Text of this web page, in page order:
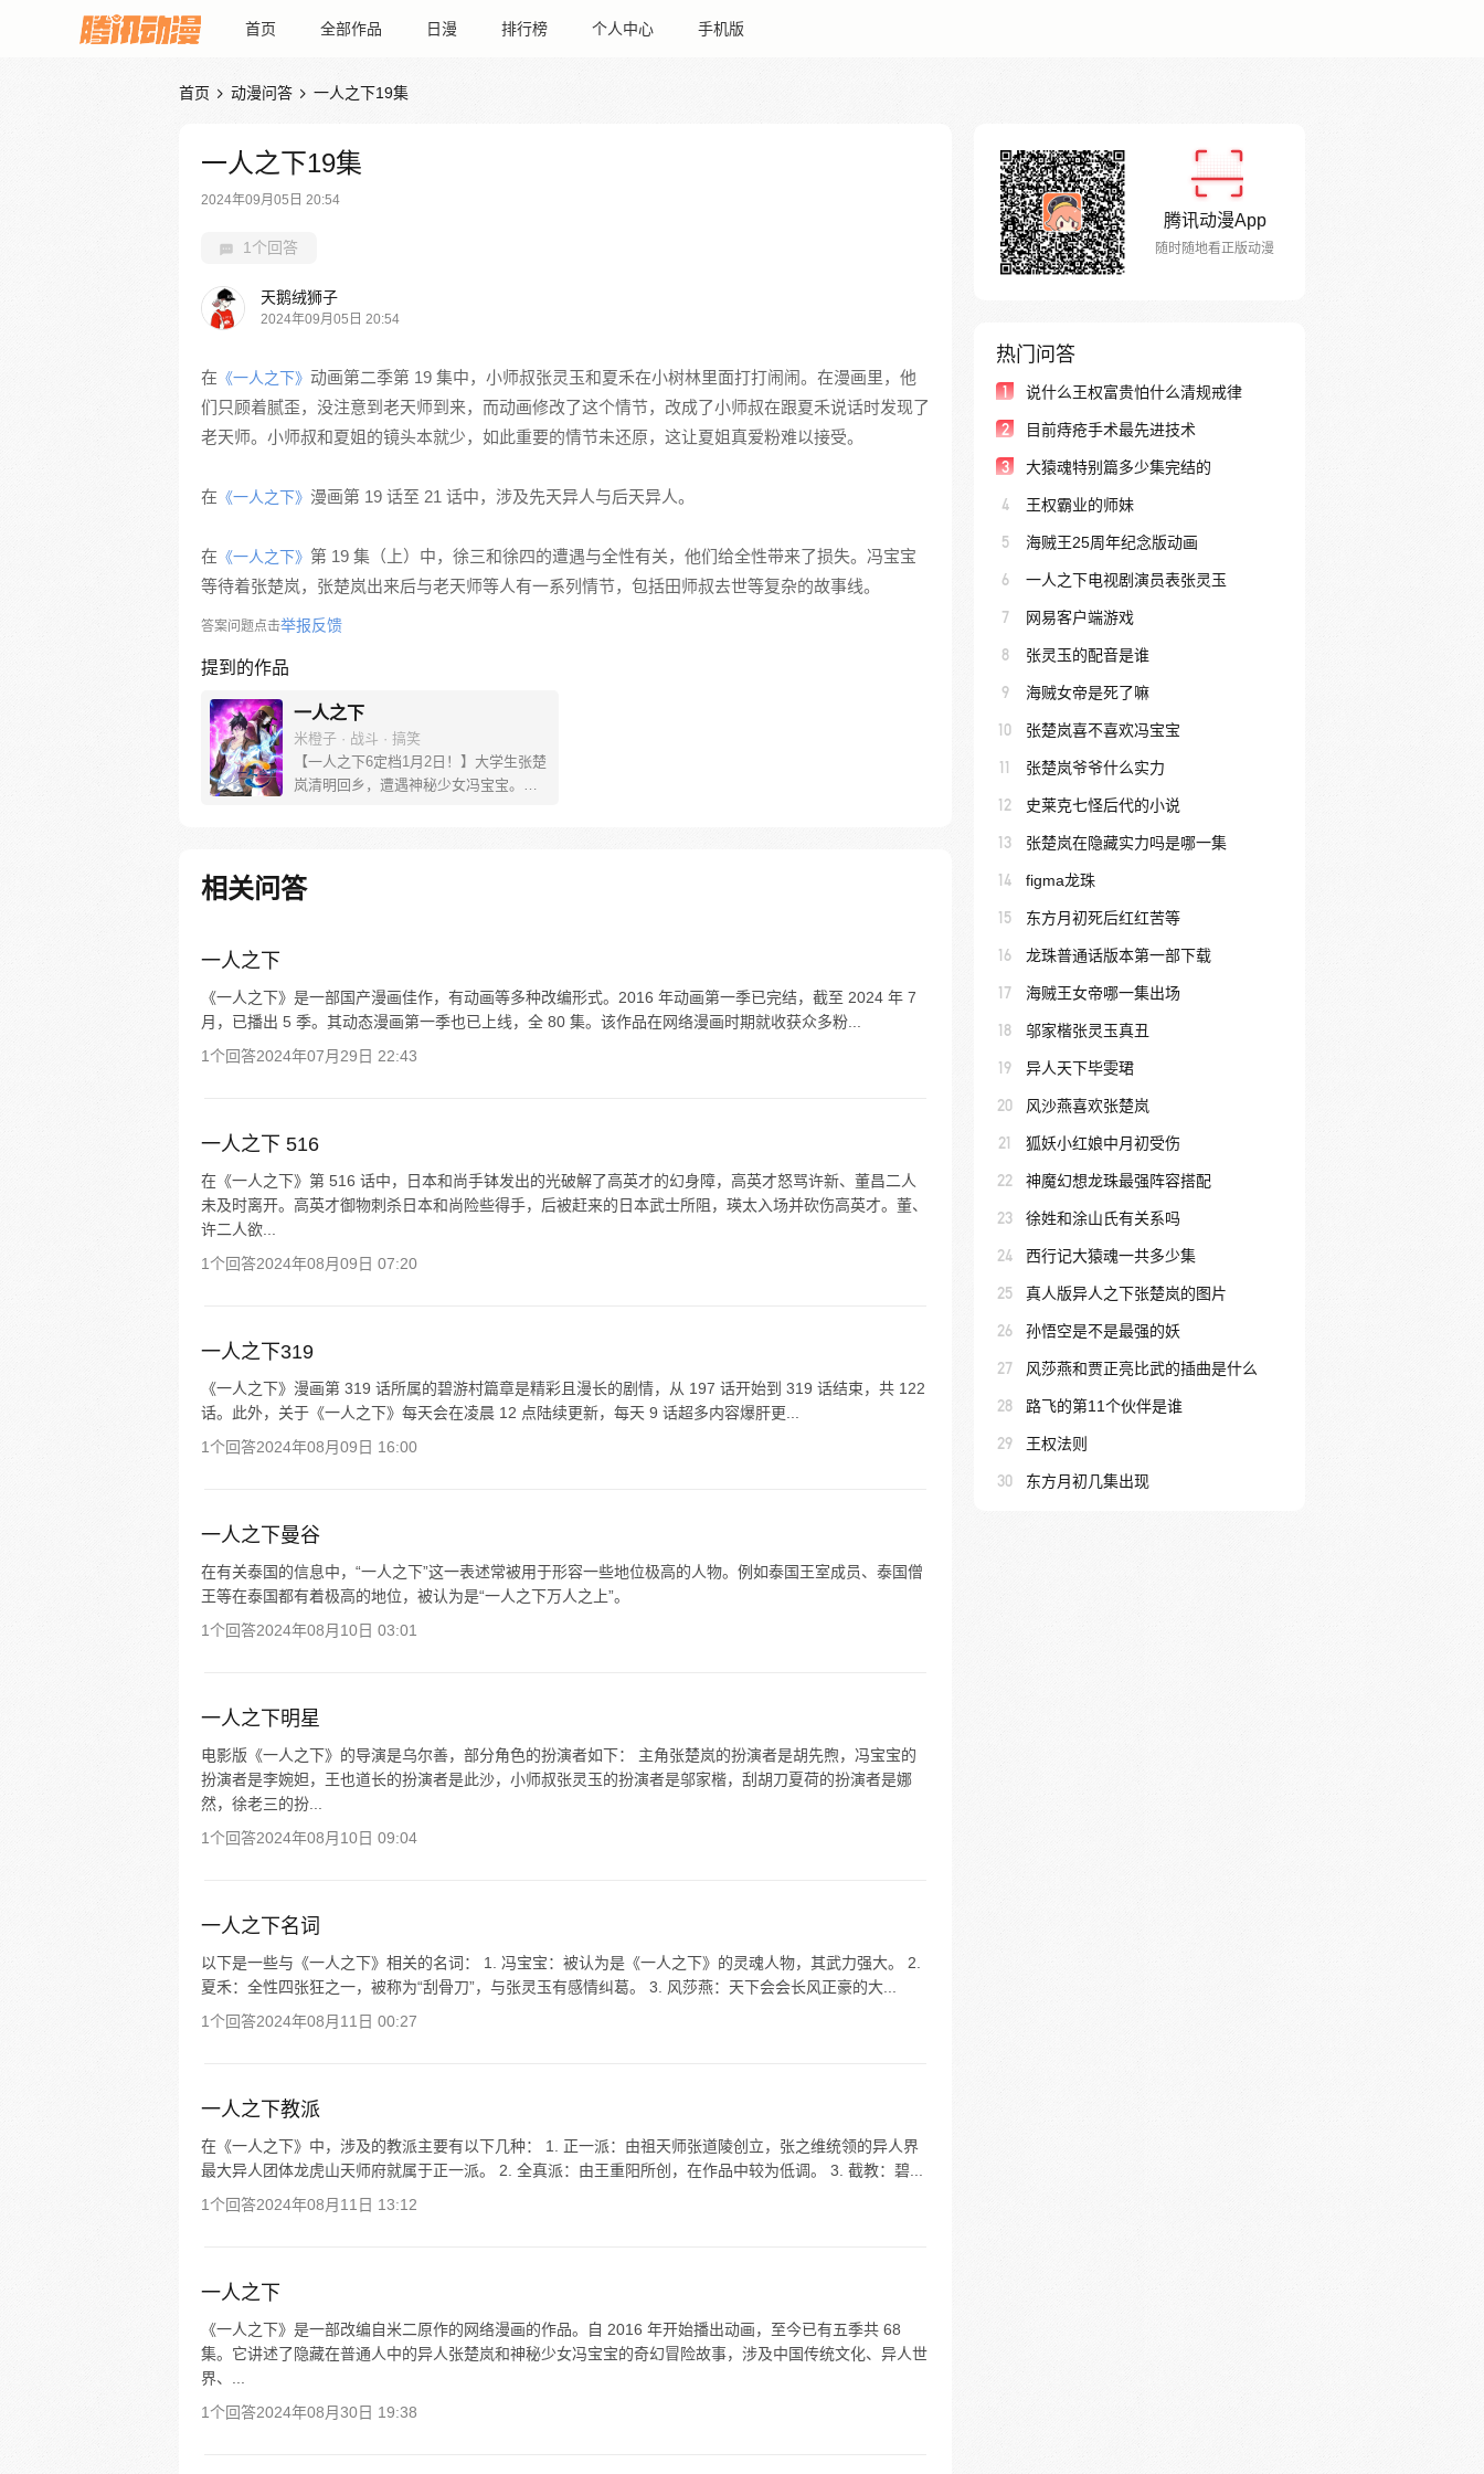
首页 全部作品 日漫 排行榜 个人中心 手机版
首页  动漫问答  一人之下19集
一人之下19集
2024年09月05日 20:54
1个回答
天鹅绒狮子
2024年09月05日 20:54
在 《一人之下》 动画第二季第 19 集中，小师叔张灵玉和夏禾在小树林里面打打闹闹。在漫画里，他
们只顾着腻歪，没注意到老天师到来，而动画修改了这个情节，改成了小师叔在跟夏禾说话时发现了
老天师。小师叔和夏姐的镜头本就少，如此重要的情节未还原，这让夏姐真爱粉难以接受。
在 《一人之下》 漫画第 19 话至 21 话中，涉及先天异人与后天异人。
在 《一人之下》 第 19 集（上）中，徐三和徐四的遭遇与全性有关，他们给全性带来了损失。冯宝宝
等待着张楚岚，张楚岚出来后与老天师等人有一系列情节，包括田师叔去世等复杂的故事线。
答案问题点击举报反馈
提到的作品
一人之下
米橙子 · 战斗 · 搞笑
【一人之下6定档1月2日！】大学生张楚
岚清明回乡，遭遇神秘少女冯宝宝。素
己与爷爷身上的秘密，张楚岚的生活被
彻底颠覆，与冯宝宝一同踏上“异人”之
相关问答
一人之下
《一人之下》是一部国产漫画佳作，有动画等多种改编形式。2016 年动画第一季已完结，截至 2024 年 7
月，已播出 5 季。其动态漫画第一季也已上线，全 80 集。该作品在网络漫画时期就收获众多粉...
1个回答2024年07月29日 22:43
一人之下 516
在《一人之下》第 516 话中，日本和尚手钵发出的光破解了高英才的幻身障，高英才怒骂许新、董昌二人
未及时离开。高英才御物刺杀日本和尚险些得手，后被赶来的日本武士所阻，瑛太入场并砍伤高英才。董、
许二人欲...
1个回答2024年08月09日 07:20
一人之下319
《一人之下》漫画第 319 话所属的碧游村篇章是精彩且漫长的剧情，从 197 话开始到 319 话结束，共 122
话。此外，关于《一人之下》每天会在凌晨 12 点陆续更新，每天 9 话超多内容爆肝更...
1个回答2024年08月09日 16:00
一人之下曼谷
在有关泰国的信息中，“一人之下”这一表述常被用于形容一些地位极高的人物。例如泰国王室成员、泰国僧
王等在泰国都有着极高的地位，被认为是“一人之下万人之上”。
1个回答2024年08月10日 03:01
一人之下明星
电影版《一人之下》的导演是乌尔善，部分角色的扮演者如下： 主角张楚岚的扮演者是胡先煦，冯宝宝的
扮演者是李婉妲，王也道长的扮演者是此沙，小师叔张灵玉的扮演者是邬家楷，刮胡刀夏荷的扮演者是娜
然，徐老三的扮...
1个回答2024年08月10日 09:04
一人之下名词
以下是一些与《一人之下》相关的名词： 1. 冯宝宝：被认为是《一人之下》的灵魂人物，其武力强大。 2.
夏禾：全性四张狂之一，被称为“刮骨刀”，与张灵玉有感情纠葛。 3. 风莎燕：天下会会长风正豪的大...
1个回答2024年08月11日 00:27
一人之下教派
在《一人之下》中，涉及的教派主要有以下几种： 1. 正一派：由祖天师张道陵创立，张之维统领的异人界
最大异人团体龙虎山天师府就属于正一派。 2. 全真派：由王重阳所创，在作品中较为低调。 3. 截教：碧...
1个回答2024年08月11日 13:12
一人之下
《一人之下》是一部改编自米二原作的网络漫画的作品。自 2016 年开始播出动画，至今已有五季共 68
集。它讲述了隐藏在普通人中的异人张楚岚和神秘少女冯宝宝的奇幻冒险故事，涉及中国传统文化、异人世
界、...
1个回答2024年08月30日 19:38
腾讯动漫App
随时随地看正版动漫
热门问答
1 说什么王权富贵怕什么清规戒律
2 目前痔疮手术最先进技术
3 大猿魂特别篇多少集完结的
4 王权霸业的师妹
5 海贼王25周年纪念版动画
6 一人之下电视剧演员表张灵玉
7 网易客户端游戏
8 张灵玉的配音是谁
9 海贼女帝是死了嘛
10 张楚岚喜不喜欢冯宝宝
11 张楚岚爷爷什么实力
12 史莱克七怪后代的小说
13 张楚岚在隐藏实力吗是哪一集
14 figma龙珠
15 东方月初死后红红苦等
16 龙珠普通话版本第一部下载
17 海贼王女帝哪一集出场
18 邬家楷张灵玉真丑
19 异人天下毕雯珺
20 风沙燕喜欢张楚岚
21 狐妖小红娘中月初受伤
22 神魔幻想龙珠最强阵容搭配
23 徐姓和涂山氏有关系吗
24 西行记大猿魂一共多少集
25 真人版异人之下张楚岚的图片
26 孙悟空是不是最强的妖
27 风莎燕和贾正亮比武的插曲是什么
28 路飞的第11个伙伴是谁
29 王权法则
30 东方月初几集出现